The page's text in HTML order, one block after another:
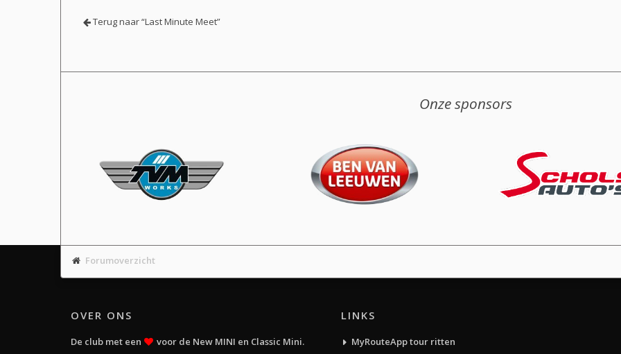
Terug naar “Last Minute Meet”
Onze sponsors
Forumoverzicht
OVER ONS
De club met een voor de New MINI en Classic Mini.
LINKS
MyRouteApp tour ritten